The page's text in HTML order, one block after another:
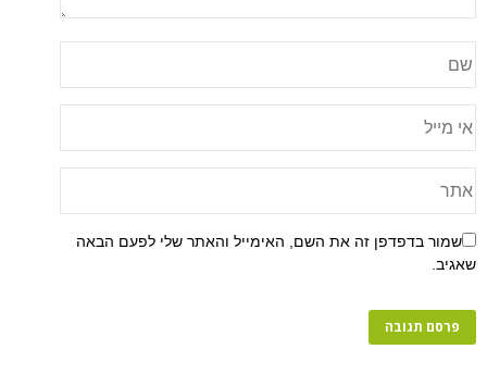
שמור בדפדפן זה את השם, האימייל והאתר שלי לפעם הבאה
שאגיב.